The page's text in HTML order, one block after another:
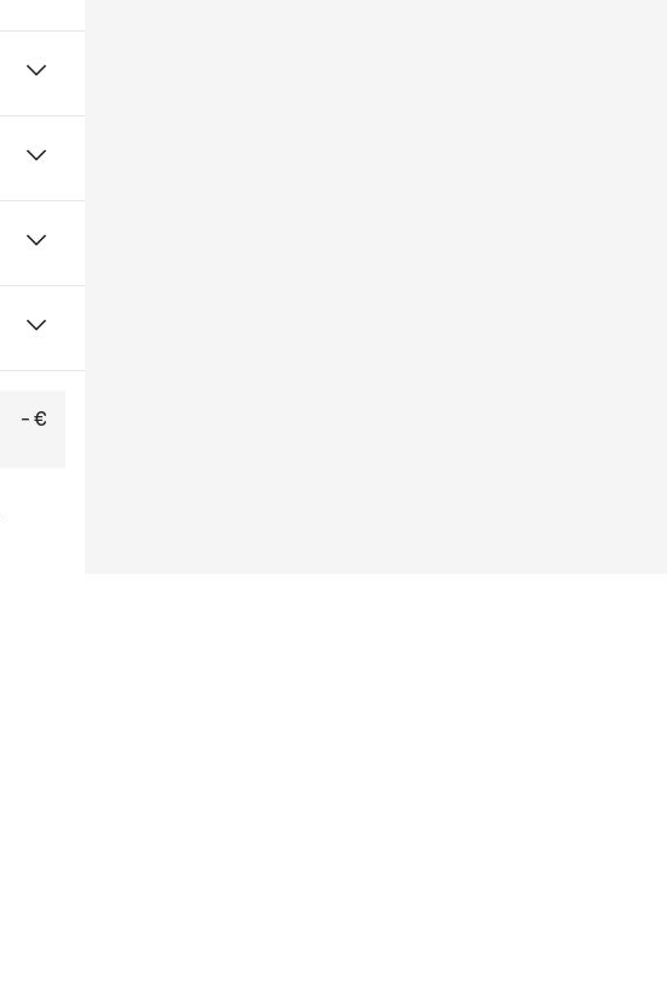
- €